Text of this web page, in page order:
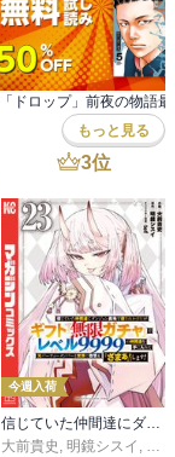
もっと見る
,転
3位
今週入荷
信じていた仲間達にダンジョン奥地で殺されかけたがギフト『無限ガチャ』でレベル９９９９の仲間達を手に入れて元パーティーメンバーと世界に復讐＆『ざまぁ！』します！（２３）
大前貴史 , 明鏡シスイ , ｔ